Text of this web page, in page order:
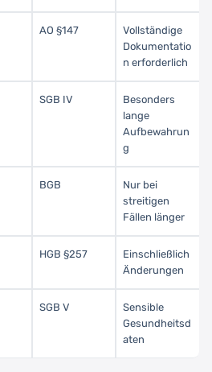
AO §147
Vollständige
Dokumentatio
n erforderlich
SGB IV
Besonders
lange
Aufbewahrun
g
BGB
Nur bei
streitigen
Fällen länger
HGB §257
Einschließlich
Änderungen
SGB V
Sensible
Gesundheitsd
aten